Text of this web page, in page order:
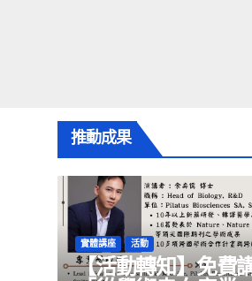
推動成果
實體講座 活動
【活動轉知】免費